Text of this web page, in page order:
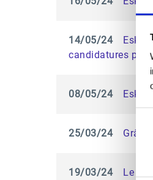
14/05/24
Esker
candidatures
08/05/24 Esker
25/03/24
19/03/24
Le